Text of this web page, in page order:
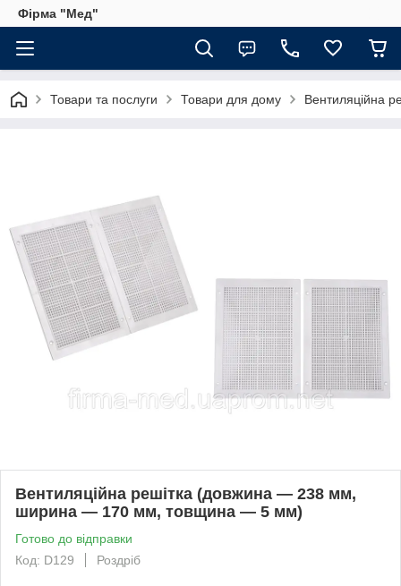
Фірма "Мед"
Товари та послуги Товари для дому Вентиляційна
Вентиляційна решітка (довжина — 238 мм,
ширина — 170 мм, товщина — 5 мм)
Готово до відправки
Код: D129
Роздріб